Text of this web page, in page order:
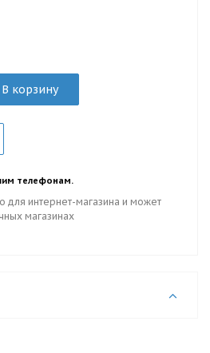
В корзину
телефонам.
для интернет-магазина и может
магазинах